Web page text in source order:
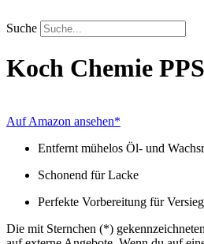
Inhalt
springen
Suche
Koch Chemie PPS
Auf Amazon ansehen*
Entfernt mühelos Öl- und
Schonend für Lacke
Perfekte Vorbereitung für
Die mit Sternchen (*)